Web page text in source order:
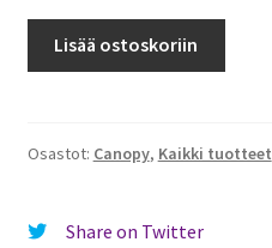
määrä
Lisää ostoskoriin
Osastot: Canopy, Kaikki tuotteet
Share on Twitter